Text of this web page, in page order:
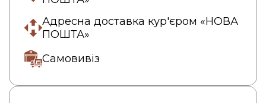
Адресна доставка кур'єром «НОВА
ПОШТА»
Самовивіз